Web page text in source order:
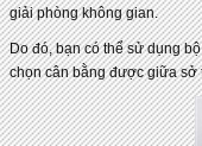
giải phòng không gian.
Do đó, bạn có thể sử dụng
chọn cân bằng được giữa sở